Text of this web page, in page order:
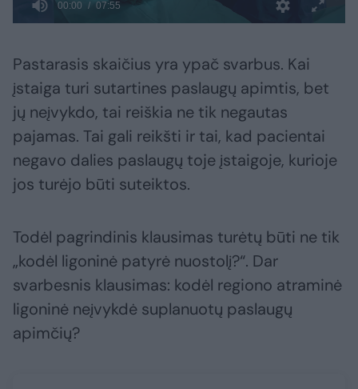
Pastarasis skaičius yra ypač svarbus. Kai
įstaiga turi sutartines paslaugų apimtis, bet
jų neįvykdo, tai reiškia ne tik negautas
pajamas. Tai gali reikšti ir tai, kad pacientai
negavo dalies paslaugų toje įstaigoje, kurioje
jos turėjo būti suteiktos.
Todėl pagrindinis klausimas turėtų būti ne tik
„kodėl ligoninė patyrė nuostolį?“. Dar
svarbesnis klausimas: kodėl regiono atraminė
ligoninė neįvykdė suplanuotų paslaugų
apimčių?